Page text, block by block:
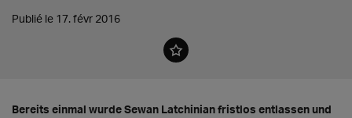
Publié le 17. févr 2016
Bereits einmal wurde Sewan Latchinian fristlos entlassen und